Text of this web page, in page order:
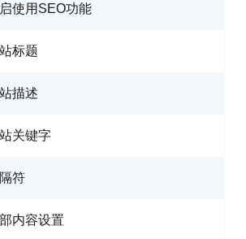
使用SEO功能
标题
描述
关键字
符
内容设置